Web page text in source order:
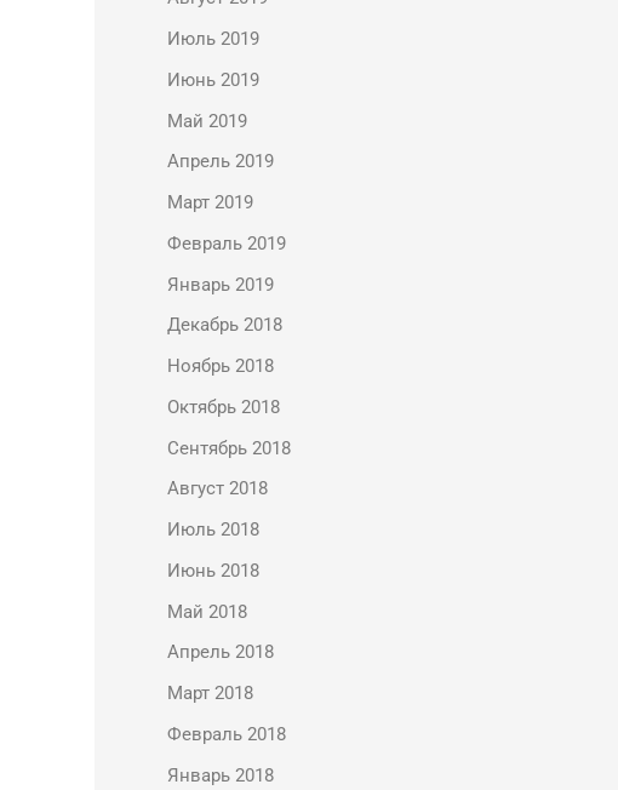
Июль 2019
Июнь 2019
Май 2019
Апрель 2019
Март 2019
Февраль 2019
Январь 2019
Декабрь 2018
Ноябрь 2018
Октябрь 2018
Сентябрь 2018
Август 2018
Июль 2018
Июнь 2018
Май 2018
Апрель 2018
Март 2018
Февраль 2018
Январь 2018